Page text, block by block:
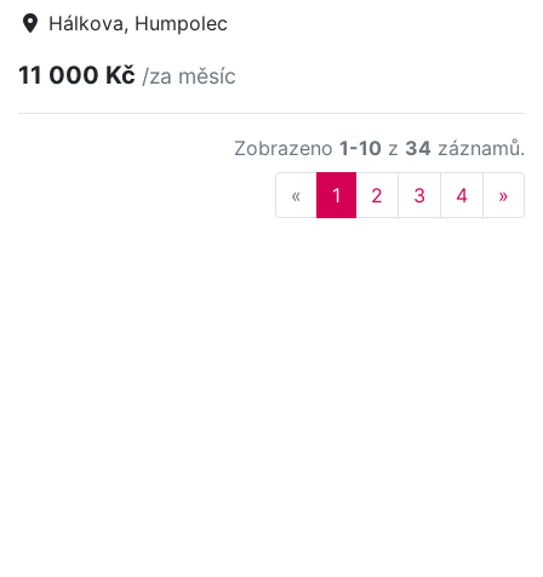
Hálkova, Humpolec
11 000 Kč /za měsíc
Zobrazeno 1-10 z 34 záznamů.
« Previous
1 2 3 4 »